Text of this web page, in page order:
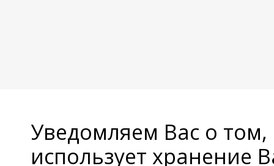
Уведомляем Вас о
использует хранение